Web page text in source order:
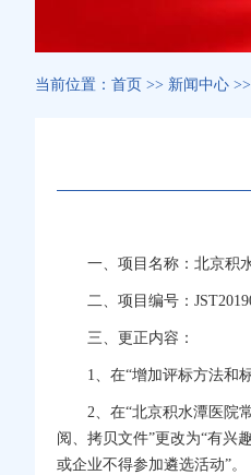
当前位置： 首页 >> 新闻中心 >>
一、项目名称：北京积
二、项目编号：
三、更正内容：
1、在“增加评标方法和
2、在“北京积水潭医院
阅、拷贝文件”更改为“有兴
或企业不得参加遴选活动”。